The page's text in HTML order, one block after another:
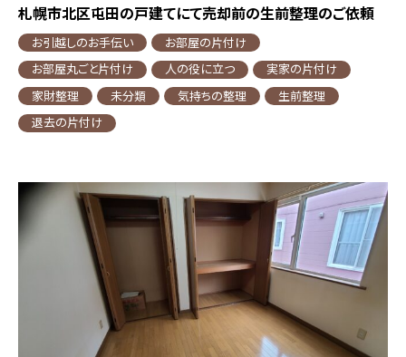
札幌市北区屯田の戸建てにて売却前の生前整理のご依頼
お引越しのお手伝い
お部屋の片付け
お部屋丸ごと片付け
人の役に立つ
実家の片付け
家財整理
未分類 気持ちの整理
生前整理
退去の片付け